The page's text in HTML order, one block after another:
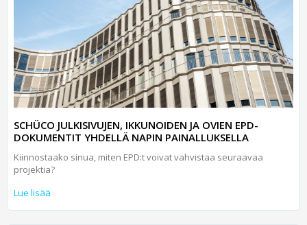
SCHÜCO JULKISIVUJEN, IKKUNOIDEN JA OVIEN EPD-
DOKUMENTIT YHDELLÄ NAPIN PAINALLUKSELLA
Kiinnostaako sinua, miten EPD:t voivat vahvistaa seuraavaa
projektia?
Lue lisää